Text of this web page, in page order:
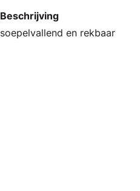
Beschrijving
soepelvallend en rekbaar